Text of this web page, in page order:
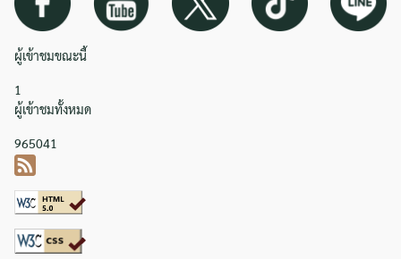
ผู้เข้าชมขณะนี้
1
ผู้เข้าชมทั้งหมด
965041